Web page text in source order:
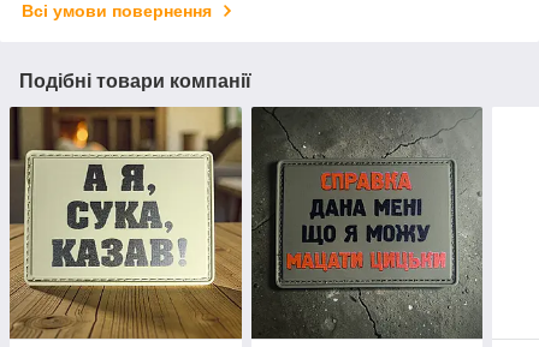
Всі умови повернення
Подібні товари компанії